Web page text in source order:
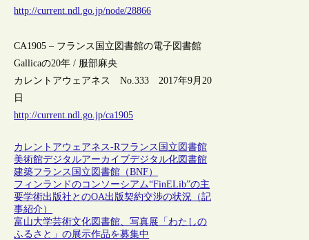
http://current.ndl.go.jp/node/28866
CA1905 – フランス国立図書館の電子図書館
Gallicaの20年 / 服部麻央
カレントアウェアネス No.333 2017年9月20
日
http://current.ndl.go.jp/ca1905
カレントアウェアネス-Rフランス 国立図書館
美術館デジタルアーカイブデジタル化図書館
建築フランス国立図書館（BNF）
フィンランドのコンソーシアム“FinELib”の主
要学術出版社とのOA出版契約交渉の状況（記
事紹介）
富山大学芸術文化図書館、写真展「わたしの
ふるさと」の展示作品を募集中